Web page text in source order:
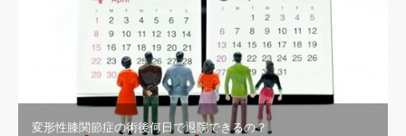
変形性膝関節症の術後何日で退院できるの？